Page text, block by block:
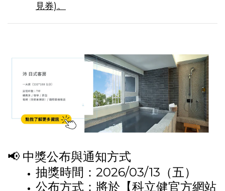
見券)。
📢 中獎公布與通知方式
抽獎時間：2026/03/13（五）
公布方式：將於【科立健官方網站